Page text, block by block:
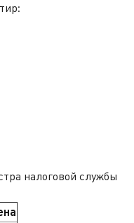
налоговой службы